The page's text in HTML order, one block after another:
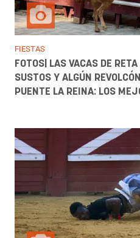
FIESTAS
FOTOS| LAS VACAS DE
SUSTOS Y ALGÚN
PUENTE LA REINA: LOS